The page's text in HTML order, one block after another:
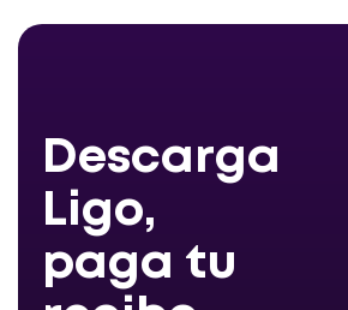
Descarga
Ligo,
paga tu